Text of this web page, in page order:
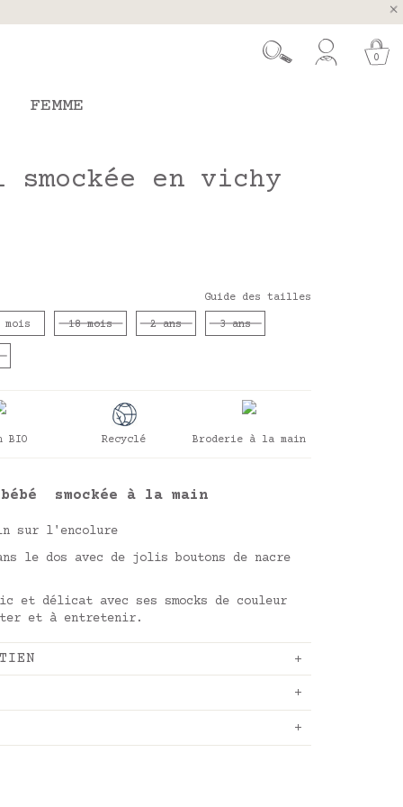
26 août
0
FEMME
smockée en vichy
Guide des tailles
mois 18 mois 2 ans 3 ans
BIO Recyclé Broderie à la main
smockée à la main
sur l'encolure
le dos avec de jolis boutons de nacre
et délicat avec ses smocks de couleur
et à entretenir.